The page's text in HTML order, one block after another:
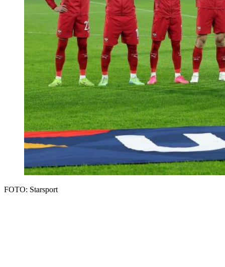
FOTO: Starsport